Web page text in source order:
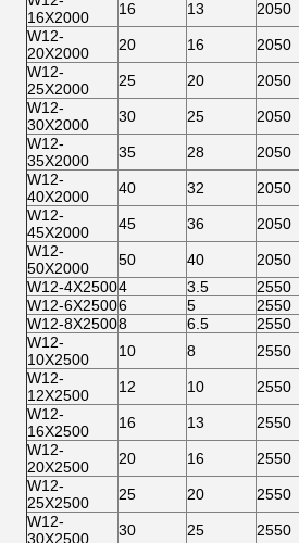
16X2000
16 13 2050
W12-
20X2000
20 16 2050
W12-
25X2000
25 20 2050
W12-
30X2000
30 25 2050
W12-
35X2000
35 28 2050
W12-
40X2000
40 32 2050
W12-
45X2000
45 36 2050
W12-
50X2000
50 40 2050
W12-4X25004 3.5 2550
W12-6X25006 5 2550
W12-8X25008 6.5 2550
W12-
10X2500
10 8 2550
W12-
12X2500
12 10 2550
W12-
16X2500
16 13 2550
W12-
20X2500
20 16 2550
W12-
25X2500
25 20 2550
W12-
30X2500
30 25 2550